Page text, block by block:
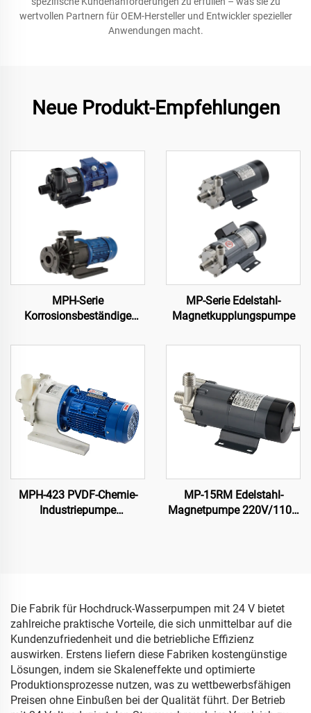
wertvollen Partnern für OEM-Hersteller und Entwickler spezieller
Anwendungen macht.
Neue Produkt-Empfehlungen
MPH-Serie
Korrosionsbeständige
MP-Serie Edelstahl-
Magnetkupplungspumpe
MPH-423 PVDF-Chemie-
Industriepumpe
MP-15RM Edelstahl-
Magnetpumpe 220V/110V
Die Fabrik für Hochdruck-Wasserpumpen mit 24 V bietet
zahlreiche praktische Vorteile, die sich unmittelbar auf die
Kundenzufriedenheit und die betriebliche Effizienz
auswirken. Erstens liefern diese Fabriken kostengünstige
Lösungen, indem sie Skaleneffekte und optimierte
Produktionsprozesse nutzen, was zu wettbewerbsfähigen
Preisen ohne Einbußen bei der Qualität führt. Der Betrieb